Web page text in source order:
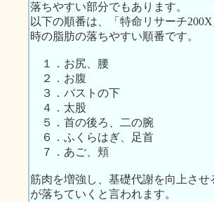
落ちやすい部分でもあります。
以下の順番は、「特命リサーチ
時の脂肪の落ちやすい順番です。
１．お尻、腰
２．お腹
３．バストの下
４．太股
５．首の後ろ、二の腕
６．ふくらはぎ、足首
７．あご、頬
筋肉を増強し、基礎代謝を向上さ
が落ちていくと言われます。